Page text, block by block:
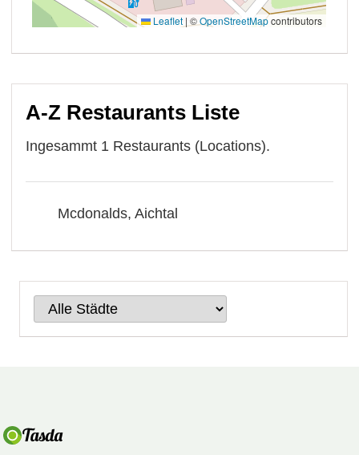
A-Z Restaurants Liste
Ingesammt 1 Restaurants (Locations).
Mcdonalds, Aichtal